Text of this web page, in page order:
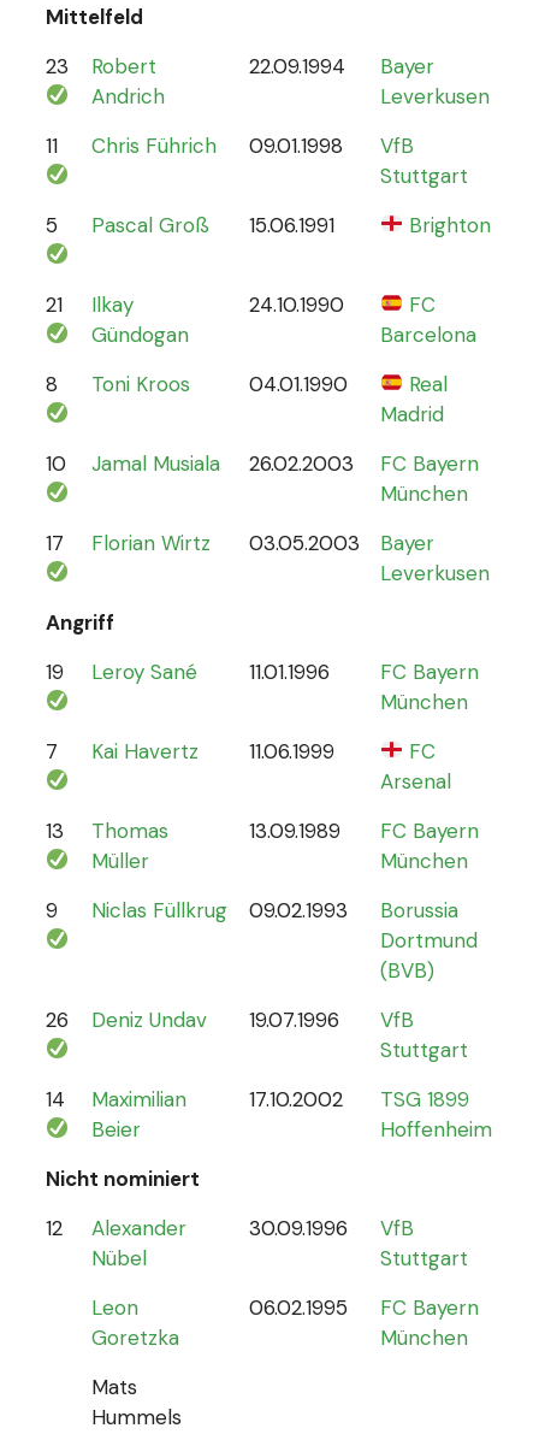
Mittelfeld
23
Robert
Andrich
22.09.1994
Bayer
Leverkusen
11 Chris Führich 09.01.1998
VfB
Stuttgart
5 Pascal Groß 15.06.1991 Brighton
21
Ilkay
Gündogan
24.10.1990
FC
Barcelona
8 Toni Kroos 04.01.1990
Real
Madrid
10 Jamal Musiala 26.02.2003
FC Bayern
München
17 Florian Wirtz 03.05.2003
Bayer
Leverkusen
Angriff
19
Leroy Sané 11.01.1996
FC Bayern
München
7 Kai Havertz 11.06.1999
FC
Arsenal
13
Thomas
Müller
13.09.1989
FC Bayern
München
9 Niclas Füllkrug 09.02.1993
Borussia
Dortmund
(BVB)
26 Deniz Undav 19.07.1996
VfB
Stuttgart
14
Maximilian
Beier
17.10.2002
TSG 1899
Hoffenheim
Nicht nominiert
12
Alexander
Nübel
30.09.1996
VfB
Stuttgart
Leon
Goretzka
06.02.1995
FC Bayern
München
Mats
Hummels